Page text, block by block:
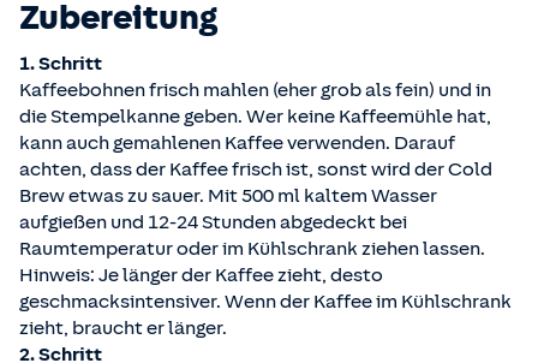
Zubereitung
1. Schritt
Kaffeebohnen frisch mahlen (eher grob als fein) und in
die Stempelkanne geben. Wer keine Kaffeemühle hat,
kann auch gemahlenen Kaffee verwenden. Darauf
achten, dass der Kaffee frisch ist, sonst wird der Cold
Brew etwas zu sauer. Mit 500 ml kaltem Wasser
aufgießen und 12-24 Stunden abgedeckt bei
Raumtemperatur oder im Kühlschrank ziehen lassen.
Hinweis: Je länger der Kaffee zieht, desto
geschmacksintensiver. Wenn der Kaffee im Kühlschrank
zieht, braucht er länger.
2. Schritt